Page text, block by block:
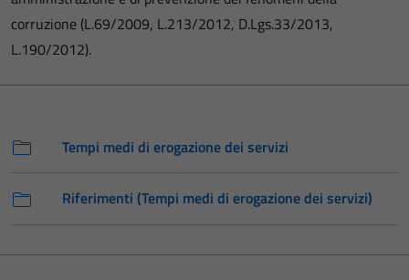
corruzione (L.69/2009, L.213/2012, D.Lgs.33/2013,
L.190/2012).
Tempi medi di erogazione dei servizi
Riferimenti (Tempi medi di erogazione dei servizi)